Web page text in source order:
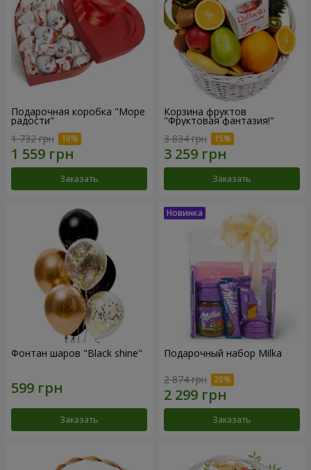
Подарочная коробка "Море
радости"
1 732 грн
Заказать
Корзина фруктов
"Фруктовая фантазия!"
3 834 грн
Заказать
Фонтан шаров "Black shine"
Заказать
Подарочный набор Milka
2 874 грн
Заказать